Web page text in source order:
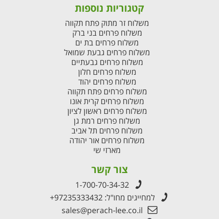
קטגוריות נוספות
משלוח זר מתוק פתח תקווה
משלוח פרחים בני ברק
משלוח פרחים בת ים
משלוח פרחים גבעת שמואל
משלוח פרחים גבעתיים
משלוח פרחים חלון
משלוח פרחים יהוד
משלוח פרחים פתח תקווה
משלוח פרחים קרית אונו
משלוח פרחים ראשון לציון
משלוח פרחים רמת גן
משלוח פרחים תל אביב
משלוח פרחים אור יהודה
מארזי שי
צור קשר
1-700-70-34-32
למחייגים מחו"ל:+97235333432
sales@perach-lee.co.il